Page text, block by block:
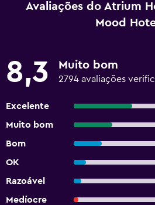
Avaliações do Atrium
Mood
8,3 Muito bom
2794 avaliações
Excelente
Muito bom
Bom
OK
Razoável
Medíocre